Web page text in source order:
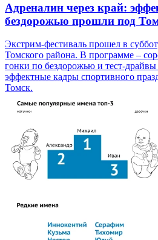
Адреналин через край:
бездорожью прошли под
Экстрим-фестиваль прошел в
Томского района. В программе –
гонки по бездорожью и тест-
эффектные кадры спортивного
Томск.